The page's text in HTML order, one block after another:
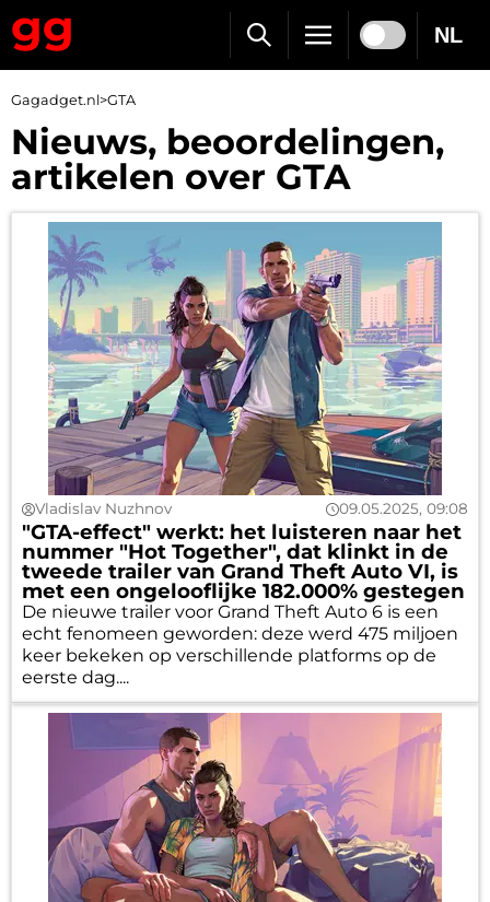
NL
Gagadget.nl>GTA
Nieuws, beoordelingen,
artikelen over GTA
Vladislav Nuzhnov 09.05.2025, 09:08
"GTA-effect" werkt: het luisteren naar het
nummer "Hot Together", dat klinkt in de
tweede trailer van Grand Theft Auto VI, is
met een ongelooflijke 182.000% gestegen
De nieuwe trailer voor Grand Theft Auto 6 is een
echt fenomeen geworden: deze werd 475 miljoen
keer bekeken op verschillende platforms op de
eerste dag....